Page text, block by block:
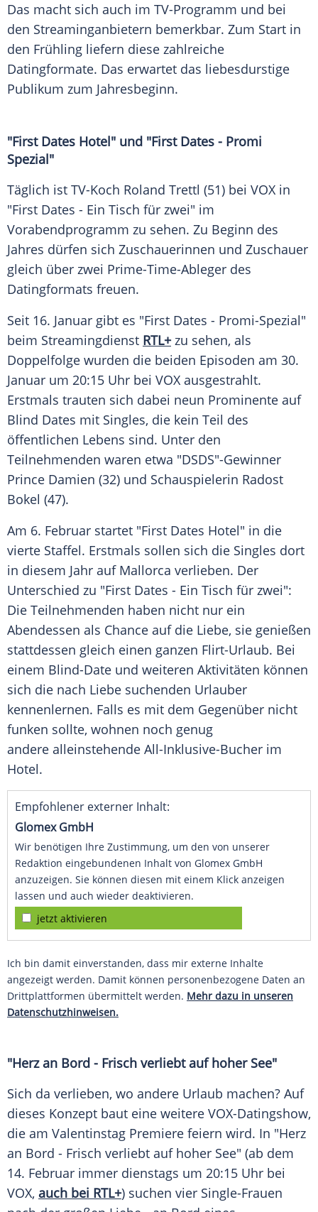
Das macht sich auch im TV-Programm und bei
den Streaminganbietern bemerkbar. Zum Start in
den Frühling liefern diese zahlreiche
Datingformate. Das erwartet das liebesdurstige
Publikum zum Jahresbeginn.
"First Dates Hotel" und "First Dates - Promi
Spezial"
Täglich ist TV-Koch Roland Trettl (51) bei VOX in
"First Dates - Ein Tisch für zwei" im
Vorabendprogramm zu sehen. Zu Beginn des
Jahres dürfen sich Zuschauerinnen und Zuschauer
gleich über zwei Prime-Time-Ableger des
Datingformats freuen.
Seit 16. Januar gibt es "First Dates - Promi-Spezial"
beim Streamingdienst RTL+zu sehen, als
Doppelfolge wurden die beiden Episoden am 30.
Januar um 20:15 Uhr bei VOX ausgestrahlt.
Erstmals trauten sich dabei neun Prominente auf
Blind Dates mit Singles, die kein Teil des
öffentlichen Lebens sind. Unter den
Teilnehmenden waren etwa "DSDS"-Gewinner
Prince Damien (32) und Schauspielerin Radost
Bokel (47).
Am 6. Februar startet "First Dates Hotel" in die
vierte Staffel. Erstmals sollen sich die Singles dort
in diesem Jahr auf Mallorca verlieben. Der
Unterschied zu "First Dates - Ein Tisch für zwei":
Die Teilnehmenden haben nicht nur ein
Abendessen als Chance auf die Liebe, sie genießen
stattdessen gleich einen ganzen Flirt-Urlaub. Bei
einem Blind-Date und weiteren Aktivitäten können
sich die nach Liebe suchenden Urlauber
kennenlernen. Falls es mit dem Gegenüber nicht
funken sollte, wohnen noch genug
andere alleinstehende All-Inklusive-Bucher im
Hotel.
Empfohlener externer Inhalt:
Glomex GmbH
Wir benötigen Ihre Zustimmung, um den von unserer
Redaktion eingebundenen Inhalt von Glomex GmbH
anzuzeigen. Sie können diesen mit einem Klick anzeigen
lassen und auch wieder deaktivieren.
jetzt aktivieren
Ich bin damit einverstanden, dass mir externe Inhalte
angezeigt werden. Damit können personenbezogene Daten an
Drittplattformen übermittelt werden. Mehr dazu in unseren
Datenschutzhinweisen.
"Herz an Bord - Frisch verliebt auf hoher See"
Sich da verlieben, wo andere Urlaub machen? Auf
dieses Konzept baut eine weitere VOX-Datingshow,
die am Valentinstag Premiere feiern wird. In "Herz
an Bord - Frisch verliebt auf hoher See" (ab dem
14. Februar immer dienstags um 20:15 Uhr bei
VOX, auch bei RTL+) suchen vier Single-Frauen